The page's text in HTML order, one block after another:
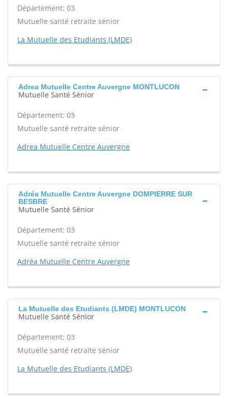
Département: 03
Mutuelle santé retraite sénior
La Mutuelle des Etudiants (LMDE)
Adrea Mutuelle Centre Auvergne MONTLUCON
Mutuelle Santé Sénior
Département: 03
Mutuelle santé retraite sénior
Adrea Mutuelle Centre Auvergne
Adréa Mutuelle Centre Auvergne DOMPIERRE SUR
BESBRE
Mutuelle Santé Sénior
Département: 03
Mutuelle santé retraite sénior
Adréa Mutuelle Centre Auvergne
La Mutuelle des Etudiants (LMDE) MONTLUCON
Mutuelle Santé Sénior
Département: 03
Mutuelle santé retraite sénior
La Mutuelle des Etudiants (LMDE)